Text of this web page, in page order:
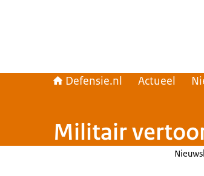
Defensie.nl Actueel
Militair